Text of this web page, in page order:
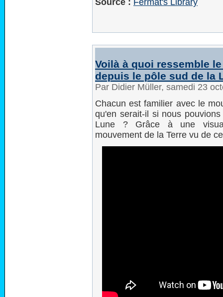
Source : Fermat's Library
Voilà à quoi ressemble
depuis le pôle sud de la
Par Didier Müller, samedi 23
Chacun est familier avec le
qu'en serait-il si nous
Lune ? Grâce à une
mouvement de la Terre vu de